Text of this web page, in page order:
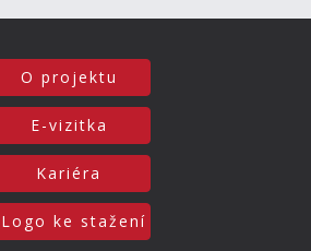
O projektu
E-vizitka
Kariéra
Logo ke stažení